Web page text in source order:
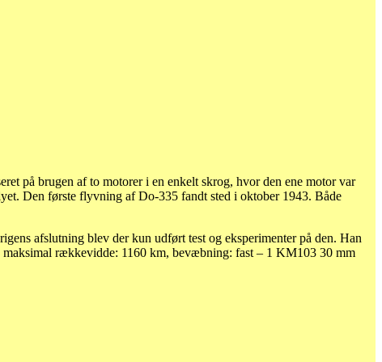
på brugen af to motorer i en enkelt skrog, hvor den ene motor var
Den første flyvning af Do-335 fandt sted i oktober 1943. Både
afslutning blev der kun udført test og eksperimenter på den. Han
rækkevidde: 1160 km, bevæbning: fast – 1 KM103 30 mm